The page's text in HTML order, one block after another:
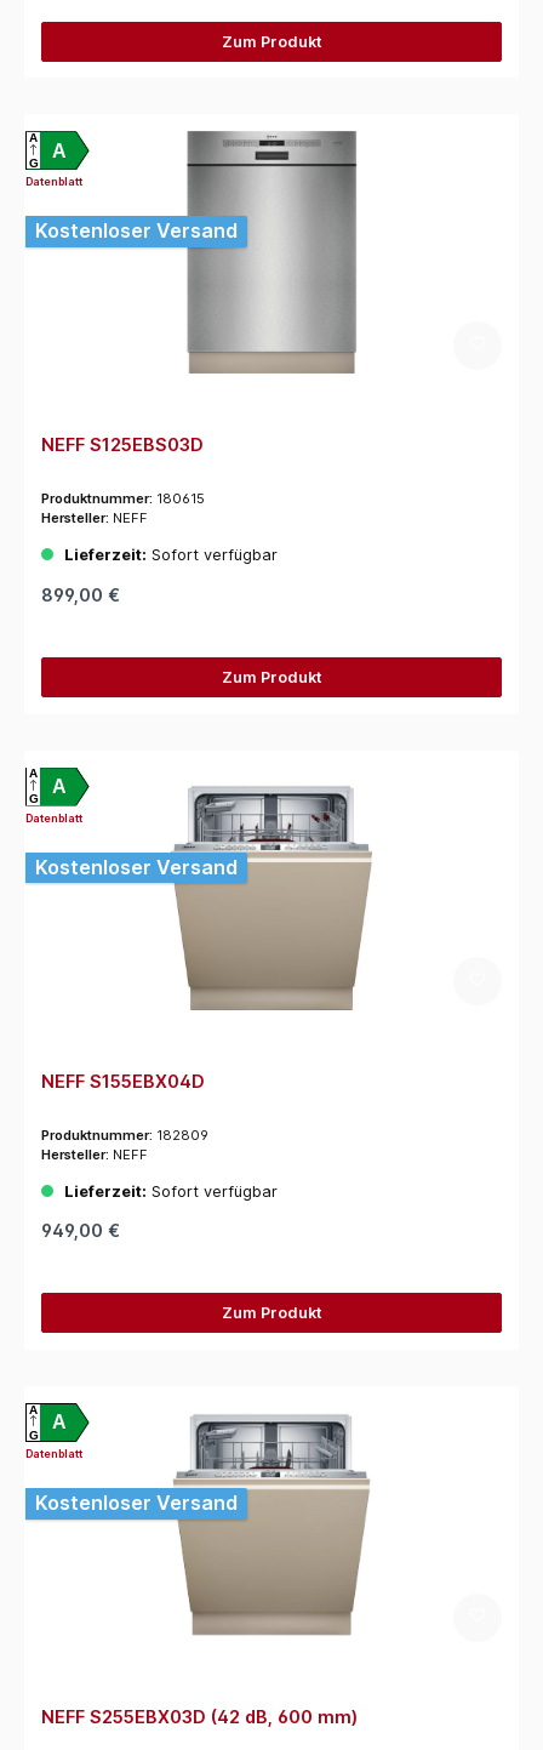
Zum Produkt
A
A
G
Datenblatt
Kostenloser Versand
NEFF S125EBS03D
Produktnummer: 180615
Hersteller: NEFF
Lieferzeit: Sofort verfügbar
899,00 €
Zum Produkt
A
A
G
Datenblatt
Kostenloser Versand
NEFF S155EBX04D
Produktnummer: 182809
Hersteller: NEFF
Lieferzeit: Sofort verfügbar
949,00 €
Zum Produkt
A
A
G
Datenblatt
Kostenloser Versand
NEFF S255EBX03D (42 dB, 600 mm)